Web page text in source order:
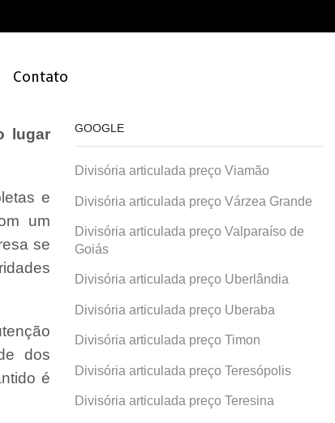
Contato
lugar
e
um
se
dos
é
GOOGLE
Divisória articulada preço Viamão
Divisória articulada preço Várzea Grande
Divisória articulada preço Valparaíso de
Goiás
Divisória articulada preço Uberlândia
Divisória articulada preço Uberaba
Divisória articulada preço Timon
Divisória articulada preço Teresópolis
Divisória articulada preço Teresina